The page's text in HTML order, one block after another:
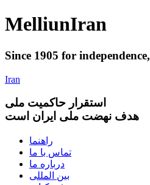
MelliunIran
Since 1905 for independence,
Iran
استقرار حاکميت ملی
هدف نهضت ملی ایران است
راهنما
تماس با ما
درباره ما
بین المللی